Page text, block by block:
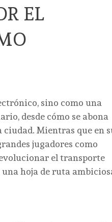
EL
sino como una
desde cómo se abona
Mientras que en
jugadores como
el transporte
hoja de ruta